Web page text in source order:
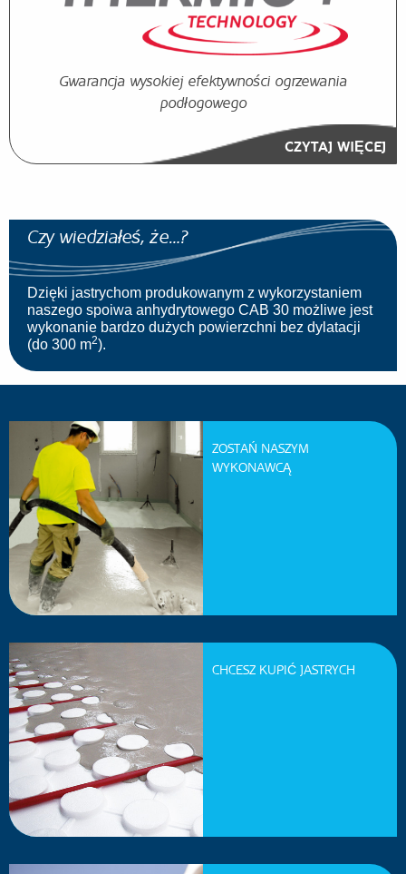
Gwarancja wysokiej efektywności ogrzewania
podłogowego
CZYTAJ WIĘCEJ
Czy wiedziałeś, że…?
Dzięki jastrychom produkowanym z wykorzystaniem
naszego spoiwa anhydrytowego CAB 30 możliwe jest
wykonanie bardzo dużych powierzchni bez dylatacji
(do 300 m2).
ZOSTAŃ NASZYM
WYKONAWCĄ
CHCESZ KUPIĆ JASTRYCH